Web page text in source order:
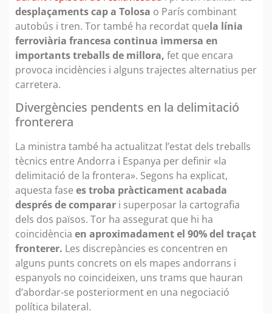
desplaçaments cap a Tolosa o París combinant
autobús i tren. Tor també ha recordat quela línia
ferroviària francesa continua immersa en
importants treballs de millora, fet que encara
provoca incidències i alguns trajectes alternatius per
carretera.
Divergències pendents en la delimitació
fronterera
La ministra també ha actualitzat l’estat dels treballs
tècnics entre Andorra i Espanya per definir «la
delimitació de la frontera». Segons ha explicat,
aquesta fase es troba pràcticament acabada
després de comparar i superposar la cartografia
dels dos països. Tor ha assegurat que hi ha
coincidència en aproximadament el 90% del traçat
fronterer. Les discrepàncies es concentren en
alguns punts concrets on els mapes andorrans i
espanyols no coincideixen, uns trams que hauran
d’abordar-se posteriorment en una negociació
política bilateral.